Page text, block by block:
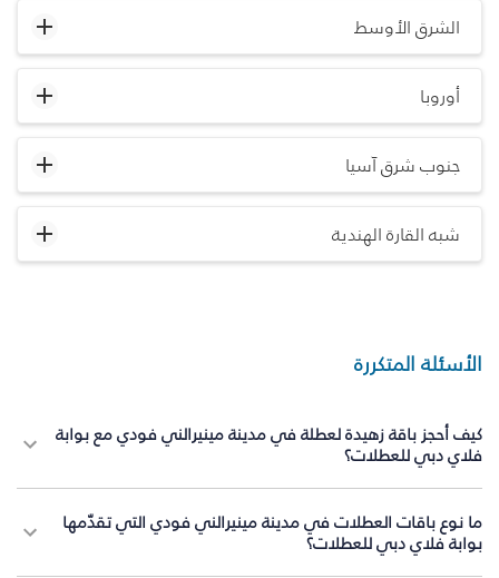
الشرق الأوسط
أوروبا
جنوب شرق آسيا
شبه القارة الهندية
الأسئلة المتكررة
كيف أحجز باقة زهيدة لعطلة في مدينة مينيرالني فودي مع بوابة
فلاي دبي للعطلات؟
ما نوع باقات العطلات في مدينة مينيرالني فودي التي تقدّمها
بوابة فلاي دبي للعطلات؟